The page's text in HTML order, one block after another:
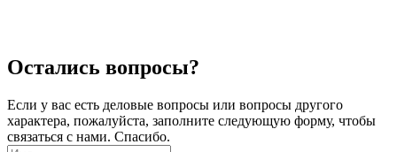
Остались вопросы?
Если у вас есть деловые вопросы или вопросы другого
характера, пожалуйста, заполните следующую форму, чтобы
связаться с нами. Спасибо.